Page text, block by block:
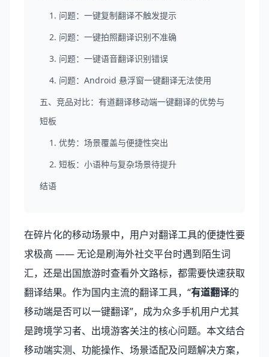
1. 问题：一键复制翻译不触发提示
2. 问题：一键拍照翻译识别不准确
3. 问题：一键语音翻译识别错误
4. 问题：Android 悬浮窗一键翻译无法使用
五、竞品对比：有道翻译移动端一键翻译的优势与
短板
1. 优势：场景覆盖与便捷性突出
2. 短板：小语种与复杂场景待提升
结语
在碎片化的移动场景中，用户对翻译工具的便捷性要
求极高 —— 无论是刷海外社交平台时遇到陌生词
汇，还是出国旅游时查看外文路标，都需要快速获取
翻译结果。作为国内主流的翻译工具，“有道翻译的
移动端是否可以一键翻译”，成为众多手机用户尤其
是跨境学习者、出境游客关注的核心问题。本文结合
移动端实测、功能操作、场景适配及问题解决方案，